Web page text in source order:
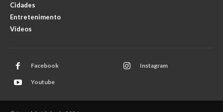
Cidades
Entretenimento
Vídeos
Facebook Instagram
Youtube